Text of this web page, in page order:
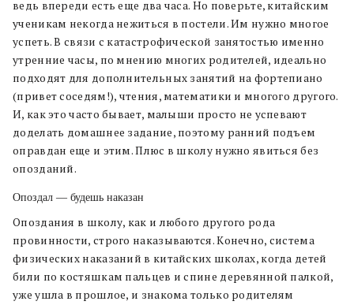
ведь впереди есть еще два часа. Но поверьте, китайским
ученикам некогда нежиться в постели. Им нужно многое
успеть. В связи с катастрофической занятостью именно
утренние часы, по мнению многих родителей, идеально
подходят для дополнительных занятий на фортепиано
(привет соседям!), чтения, математики и многого другого.
И, как это часто бывает, малыши просто не успевают
доделать домашнее задание, поэтому ранний подъем
оправдан еще и этим. Плюс в школу нужно явиться без
опозданий.
Опоздал — будешь наказан
Опоздания в школу, как и любого другого рода
провинности, строго наказываются. Конечно, система
физических наказаний в китайских школах, когда детей
били по костяшкам пальцев и спине деревянной палкой,
уже ушла в прошлое, и знакома только родителям